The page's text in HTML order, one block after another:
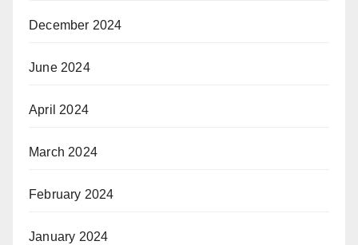
December 2024
June 2024
April 2024
March 2024
February 2024
January 2024